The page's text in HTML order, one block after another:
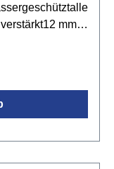
mm
und